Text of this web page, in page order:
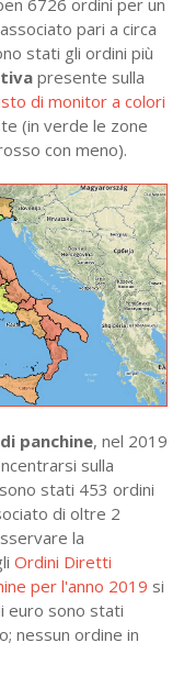
pari a circa
stati gli ordini più
presente sulla
di monitor a colori
(in verde le zone
con meno).
panchine, nel 2019
sulla
stati 453 ordini
di oltre 2
la
Ordini Diretti
per l'anno 2019 si
euro sono stati
nessun ordine in